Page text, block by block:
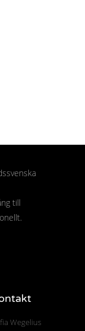
till
Wegelius